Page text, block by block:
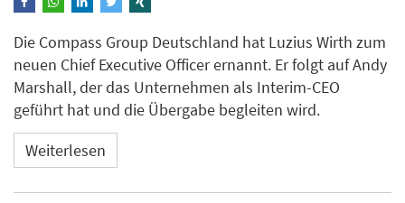
Die Compass Group Deutschland hat Luzius Wirth zum
neuen Chief Executive Officer ernannt. Er folgt auf Andy
Marshall, der das Unternehmen als Interim-CEO
geführt hat und die Übergabe begleiten wird.
Weiterlesen